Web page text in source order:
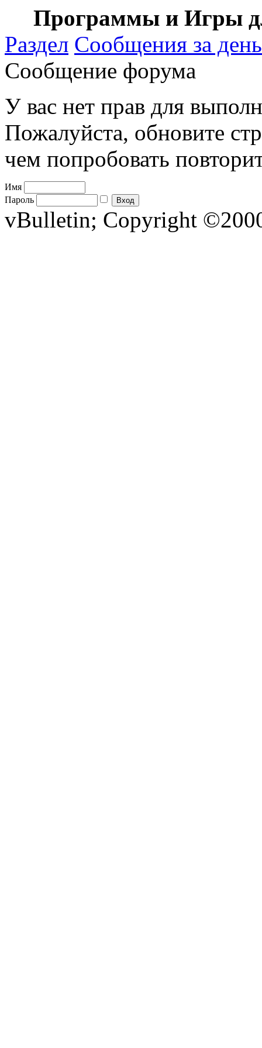
Программы и Игры
Раздел Сообщения за день
Сообщение форума
У вас нет прав для
Пожалуйста, обновите
чем попробовать
Имя
Пароль
vBulletin; Copyright